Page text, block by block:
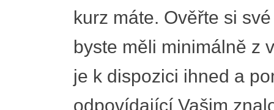
kurz máte. Ověřte si
byste měli minimálně z
je k dispozici ihned a
odpovídající Vašim